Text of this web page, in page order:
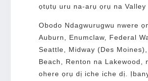
ọtụtụ uru na-arụ ọrụ na Valley
Obodo Ndagwurugwu nwere
Auburn, Enumclaw, Federal
Seattle, Midway (Des
Beach, Renton na Lakewood,
ohere ọrụ dị iche iche dị.